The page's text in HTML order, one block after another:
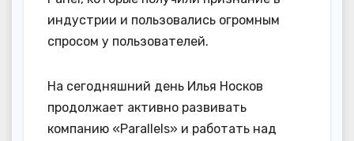
индустрии и пользовались огромным
спросом у пользователей.
На сегодняшний день Илья Носков
продолжает активно развивать
компанию «Parallels» и работать над